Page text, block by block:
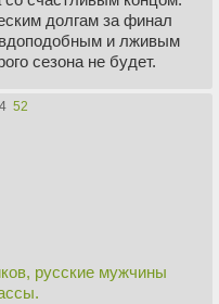
долгам за финал
и лживым
сезона не будет.
52
русские мужчины